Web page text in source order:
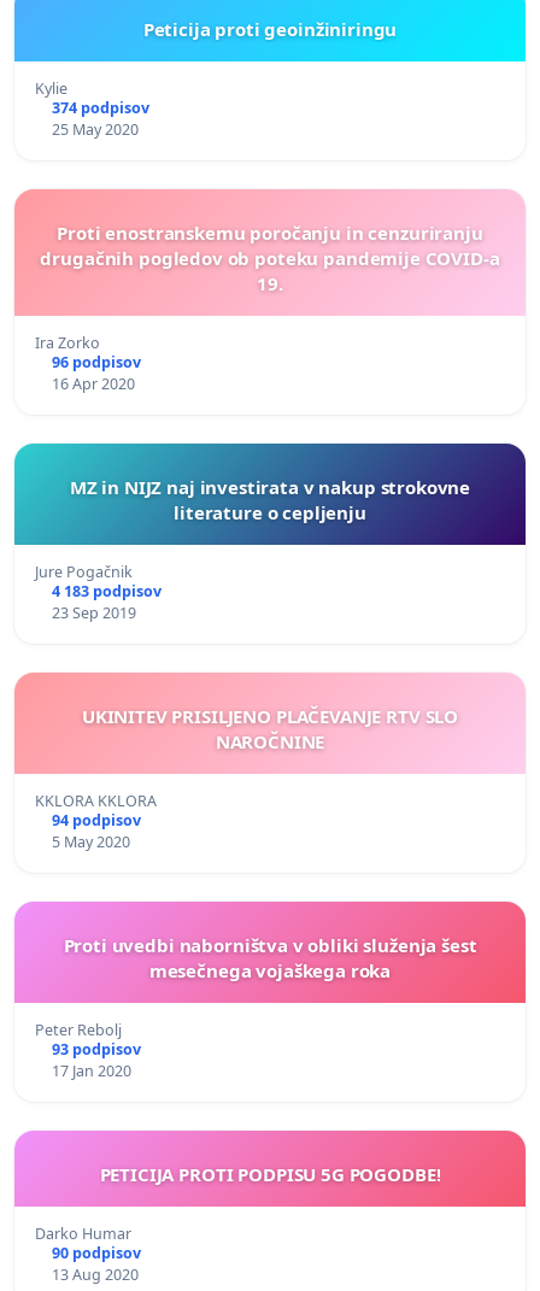
Peticija proti geoinžiniringu
Kylie
374 podpisov
25 May 2020
Proti enostranskemu poročanju in cenzuriranju
drugačnih pogledov ob poteku pandemije COVID-a
19.
Ira Zorko
96 podpisov
16 Apr 2020
MZ in NIJZ naj investirata v nakup strokovne
literature o cepljenju
Jure Pogačnik
4 183 podpisov
23 Sep 2019
UKINITEV PRISILJENO PLAČEVANJE RTV SLO
NAROČNINE
KKLORA KKLORA
94 podpisov
5 May 2020
Proti uvedbi naborništva v obliki služenja šest
mesečnega vojaškega roka
Peter Rebolj
93 podpisov
17 Jan 2020
PETICIJA PROTI PODPISU 5G POGODBE!
Darko Humar
90 podpisov
13 Aug 2020